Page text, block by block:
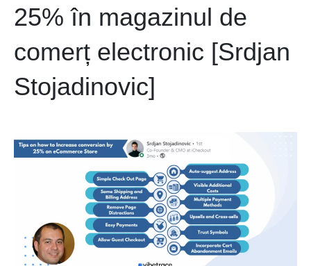
25% în magazinul de
comerț electronic [Srdjan
Stojadinovic]